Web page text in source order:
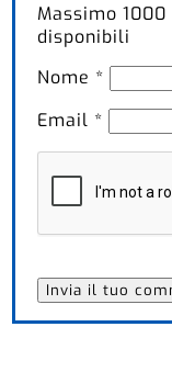
Massimo1000
disponibili
Nome *
Email *